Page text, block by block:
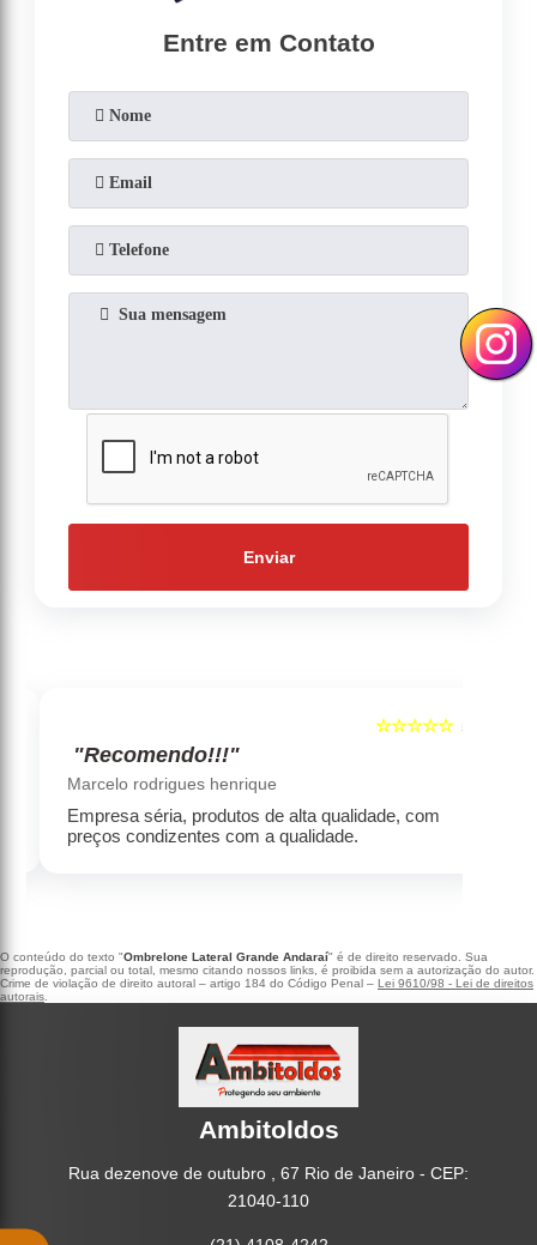
Entre em Contato
Enviar
5
☆☆☆☆☆
"Recomendo!!!"
Marcelo rodrigues henrique
Empresa séria, produtos de alta qualidade, com
preços condizentes com a qualidade.
O conteúdo do texto "Ombrelone Lateral Grande Andaraí" é de direito reservado. Sua
reprodução, parcial ou total, mesmo citando nossos links, é proibida sem a autorização do autor.
Crime de violação de direito autoral – artigo 184 do Código Penal – Lei 9610/98 - Lei de direitos
autorais
Ambitoldos
Rua dezenove de outubro , 67 Rio de Janeiro - CEP:
21040-110